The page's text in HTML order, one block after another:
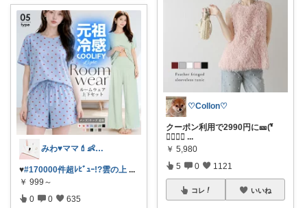
みわ♥️ママ💄👶夏かわいい
♥️#170000件超ﾚﾋﾞｭｰ!?雲の上 ...
￥ 999～
0 0 635
♡Collon♡
クーポン利用で2990円に🎫(❛ั
∀❛ั∗ ...
￥ 5,980
5 0 1121
コレ いいね